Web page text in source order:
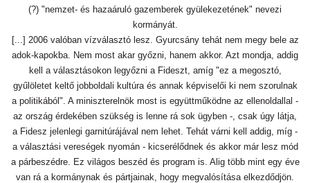
(?) "nemzet- és hazaáruló gazemberek gyülekezetének" nevezi
kormányát.
[...] 2006 valóban vízválasztó lesz. Gyurcsány tehát nem megy bele az
adok-kapokba. Nem most akar győzni, hanem akkor. Azt mondja, addig
kell a választásokon legyőzni a Fideszt, amíg "ez a megosztó,
gyűlöletet keltő jobboldali kultúra és annak képviselői ki nem szorulnak
a politikából". A miniszterelnök most is együttműködne az ellenoldallal -
az ország érdekében szükség is lenne rá sok ügyben -, csak úgy látja,
a Fidesz jelenlegi garnitúrájával nem lehet. Tehát várni kell addig, míg -
a választási vereségek nyomán - kicserélődnek és akkor már lesz mód
a párbeszédre. Ez világos beszéd és program is. Alig több mint egy éve
van rá a kormánynak és pártjainak, hogy megvalósítása elkezdődjön.